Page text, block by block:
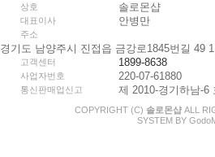
상호 솔로몬샵
대표이사 안병만
주소
경기도 남양주시 진접읍 금강로1845번길 49
고객센터 1899-8638
사업자번호 220-07-61880
통신판매업신고 제 2010-경기하남-6
COPYRIGHT (C) 솔로몬샵 ALL
SYSTEM BY Godo